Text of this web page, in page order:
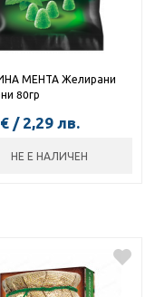
МЕНТА Желирани
80гр
€ / 2,29 лв.
НЕ Е НАЛИЧЕН